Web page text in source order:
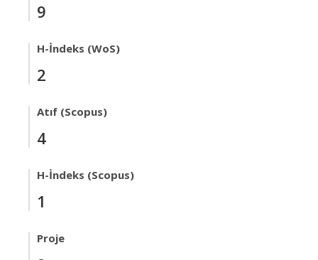
9
H-İndeks (WoS)
2
Atıf (Scopus)
4
H-İndeks (Scopus)
1
Proje